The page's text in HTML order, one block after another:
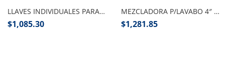
LLAVES INDIVIDUALES PARA LAVAMANOS 242 CROMO
$1,085.30
MEZCLADORA P/LAVABO 4″ CROMO MD.46 URREA
$1,281.85